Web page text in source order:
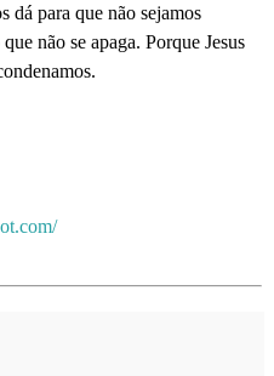
dá para que não sejamos
não se apaga. Porque Jesus